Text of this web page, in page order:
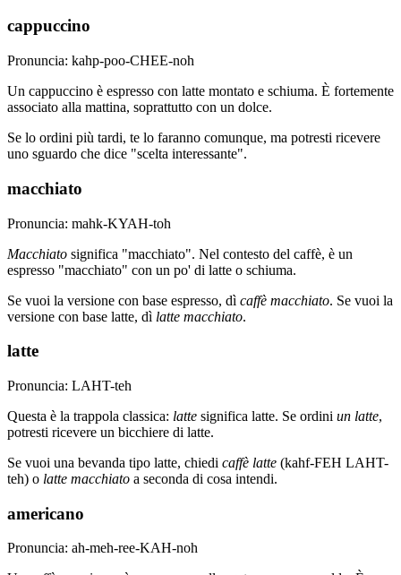
cappuccino
Pronuncia: kahp-poo-CHEE-noh
Un cappuccino è espresso con latte montato e schiuma. È fortemente
associato alla mattina, soprattutto con un dolce.
Se lo ordini più tardi, te lo faranno comunque, ma potresti ricevere
uno sguardo che dice "scelta interessante".
macchiato
Pronuncia: mahk-KYAH-toh
Macchiato significa "macchiato". Nel contesto del caffè, è un
espresso "macchiato" con un po' di latte o schiuma.
Se vuoi la versione con base espresso, dì caffè macchiato. Se vuoi la
versione con base latte, dì latte macchiato.
latte
Pronuncia: LAHT-teh
Questa è la trappola classica: latte significa latte. Se ordini un latte,
potresti ricevere un bicchiere di latte.
Se vuoi una bevanda tipo latte, chiedi caffè latte (kahf-FEH LAHT-
teh) o latte macchiato a seconda di cosa intendi.
americano
Pronuncia: ah-meh-ree-KAH-noh